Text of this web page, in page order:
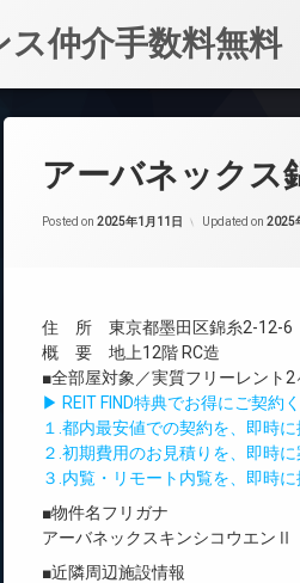
仲介手数料無料
アーバネックス
Posted on 2025年1月11日 Updated on 2025
住 所 東京都墨田区錦糸2-12-6
概 要 地上12階 RC造
■全部屋対象／実質フリーレント
▶ REIT FIND特典でお得にご契約
１.都内最安値での契約を、即時に
２.初期費用のお見積りを、即時に
３.内覧・リモート内覧を、即時に
■物件名フリガナ
アーバネックスキンシコウエンⅡ
■近隣周辺施設情報